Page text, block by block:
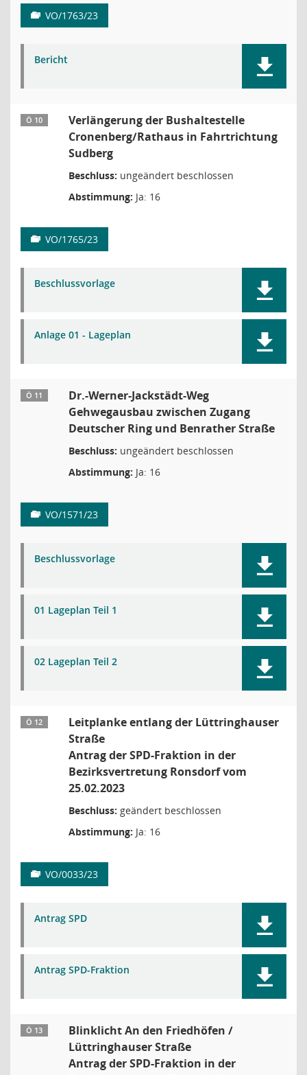
VO/1763/23
Bericht
Ö 10
Verlängerung der Bushaltestelle
Cronenberg/Rathaus in Fahrtrichtung
Sudberg
Beschluss: ungeändert beschlossen
Abstimmung: Ja: 16
VO/1765/23
Beschlussvorlage
Anlage 01 - Lageplan
Ö 11
Dr.-Werner-Jackstädt-Weg
Gehwegausbau zwischen Zugang
Deutscher Ring und Benrather Straße
Beschluss: ungeändert beschlossen
Abstimmung: Ja: 16
VO/1571/23
Beschlussvorlage
01 Lageplan Teil 1
02 Lageplan Teil 2
Ö 12
Leitplanke entlang der Lüttringhauser
Straße
Antrag der SPD-Fraktion in der
Bezirksvertretung Ronsdorf vom
25.02.2023
Beschluss: geändert beschlossen
Abstimmung: Ja: 16
VO/0033/23
Antrag SPD
Antrag SPD-Fraktion
Ö 13
Blinklicht An den Friedhöfen /
Lüttringhauser Straße
Antrag der SPD-Fraktion in der